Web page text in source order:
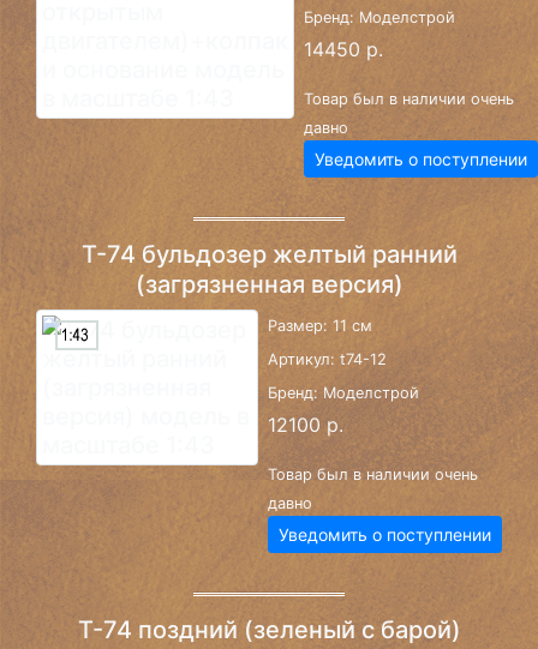
Бренд: Моделстрой
14450 р.
Товар был в наличии очень
давно
Уведомить о поступлении
Т-74 бульдозер желтый ранний
(загрязненная версия)
Размер: 11 см
Артикул: t74-12
Бренд: Моделстрой
12100 р.
Товар был в наличии очень
давно
Уведомить о поступлении
Т-74 поздний (зеленый с барой)